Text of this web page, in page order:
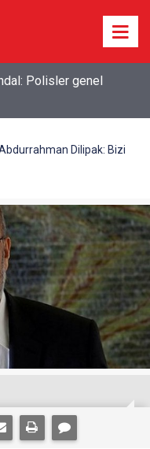
Polisler genel
Dilipak: Bizi